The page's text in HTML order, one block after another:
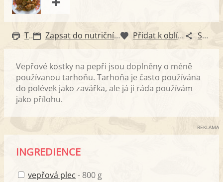
Tisk Zapsat do nutričního diáře Přidat k oblíbeným Sdílet
Vepřové kostky na pepři jsou doplněny o méně
používanou tarhoňu. Tarhoňa je často používána
do polévek jako zavářka, ale já ji ráda používám
jako přílohu.
REKLAMA
INGREDIENCE
vepřová plec - 800 g